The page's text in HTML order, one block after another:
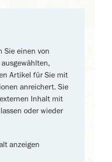
Sie einen von
Artikel für Sie mit
anreichert. Sie
Inhalt mit
oder wieder
anzeigen